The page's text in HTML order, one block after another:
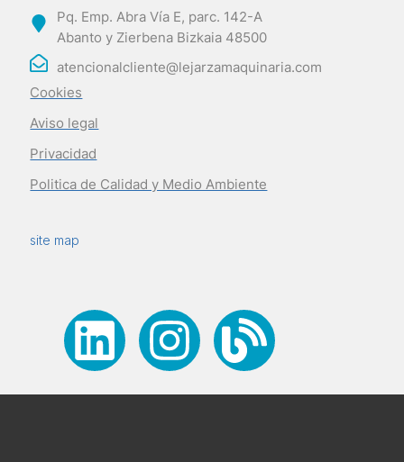
Pq. Emp. Abra Vía E, parc. 142-A
Abanto y Zierbena Bizkaia 48500
atencionalcliente@lejarzamaquinaria.com
Cookies
Aviso legal
Privacidad
Politica de Calidad y Medio Ambiente
site map